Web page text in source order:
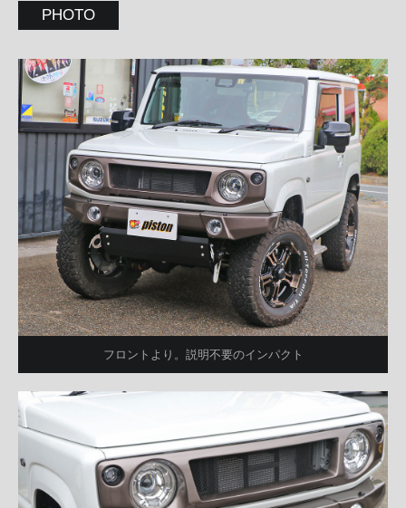
PHOTO
フロントより。説明不要のインパクト